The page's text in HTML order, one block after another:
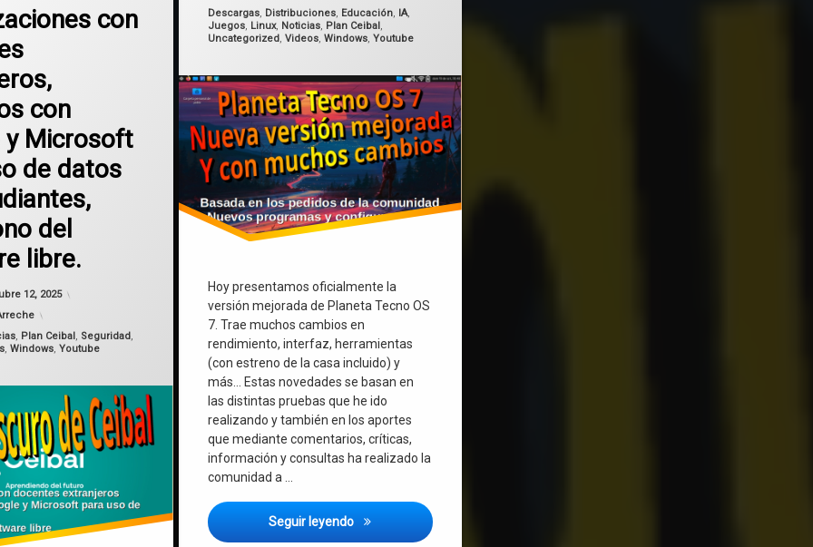
Categorías:
Descargas, Distribuciones, Educación, IA,
Juegos, Linux, Noticias, Plan Ceibal ,
Uncategorized,Videos,Windows,Youtube
Hoy presentamos oficialmente la
versión mejorada de Planeta Tecno OS
7. Trae muchos cambios en
rendimiento, interfaz, herramientas
(con estreno de la casa incluido) y
más… Estas novedades se basan en
las distintas pruebas que he ido
realizando y también en los aportes
que mediante comentarios, críticas,
información y consultas ha realizado la
comunidad a …
Seguir leyendo Planeta Tecno OS 7 «Amatista» – nueva versión mejorada de la distro Linux
wine
con
con
y Microsoft
de datos
del
libre.
12, 2025
octubre 12, 2025
, Plan Ceibal , Seguridad,
,Windows,Youtube